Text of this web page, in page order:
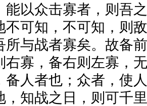
能以众击寡者，则吾
不可知，不可知，则
所与战者寡矣。故备
右寡，备右则左寡，
备人者也；众者，使
，知战之日，则可千